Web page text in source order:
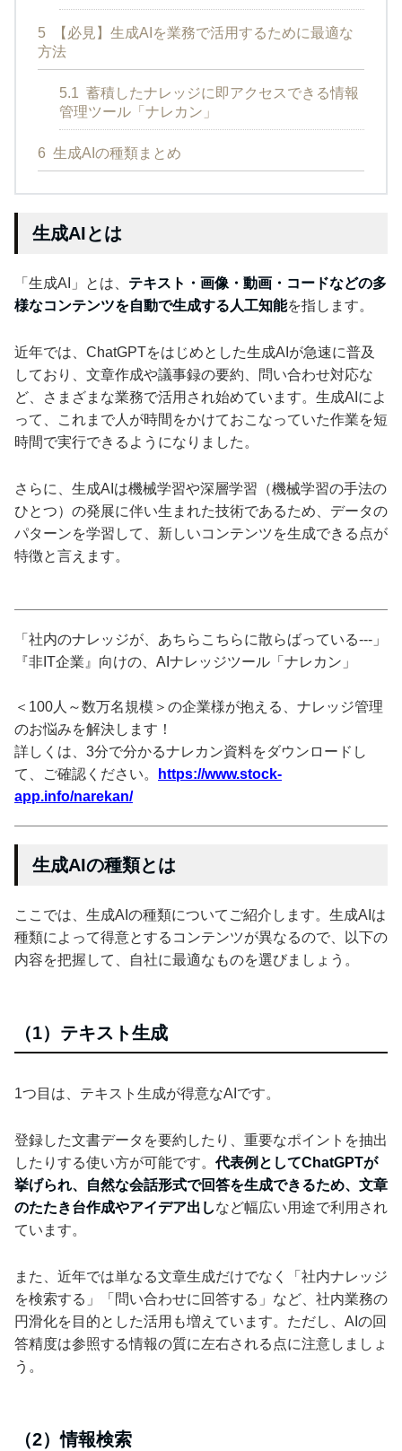
5
【必見】生成AIを業務で活用するために最適な
方法
5.1 蓄積したナレッジに即アクセスできる情報
管理ツール「ナレカン」
6 生成AIの種類まとめ
生成AIとは
「生成AI」とは、 テキスト・画像・動画・コードなどの多
様なコンテンツを自動で生成する人工知能を指します。
近年では、ChatGPTをはじめとした生成AIが急速に普及
しており、文章作成や議事録の要約、問い合わせ対応な
ど、さまざまな業務で活用され始めています。生成AIによ
って、これまで人が時間をかけておこなっていた作業を短
時間で実行できるようになりました。
さらに、生成AIは機械学習や深層学習（機械学習の手法の
ひとつ）の発展に伴い生まれた技術であるため、データの
パターンを学習して、新しいコンテンツを生成できる点が
特徴と言えます。
「社内のナレッジが、あちらこちらに散らばっている---」
『非IT企業』向けの、AIナレッジツール「ナレカン」
＜100人～数万名規模＞の企業様が抱える、ナレッジ管理
のお悩みを解決します！
詳しくは、3分で分かるナレカン資料をダウンロードし
て、ご確認ください。
https://www.stock-
app.info/narekan/
生成AIの種類とは
ここでは、生成AIの種類についてご紹介します。生成AIは
種類によって得意とするコンテンツが異なるので、以下の
内容を把握して、自社に最適なものを選びましょう。
（1）テキスト生成
1つ目は、テキスト生成が得意なAIです。
登録した文書データを要約したり、重要なポイントを抽出
したりする使い方が可能です。代表例としてChatGPTが
挙げられ、自然な会話形式で回答を生成できるため、文章
のたたき台作成やアイデア出しなど幅広い用途で利用され
ています。
また、近年では単なる文章生成だけでなく「社内ナレッジ
を検索する」「問い合わせに回答する」など、社内業務の
円滑化を目的とした活用も増えています。ただし、AIの回
答精度は参照する情報の質に左右される点に注意しましょ
う。
（2）情報検索